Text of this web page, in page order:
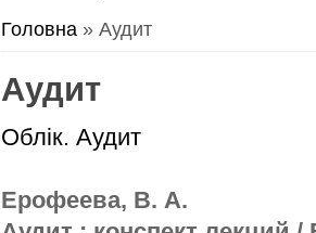
Головна » Аудит
Аудит
Облік. Аудит
Ерофеева, В. А.